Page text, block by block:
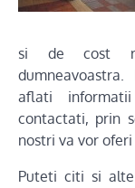
si de cost
aflati
contactati, prin
nostri va vor
Puteti citi si